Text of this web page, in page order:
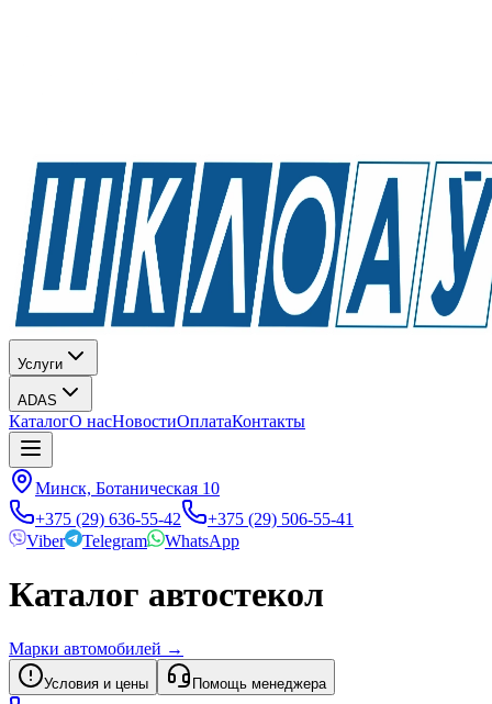
Услуги
ADAS
КаталогО насНовостиОплатаКонтакты
Минск, Ботаническая 10
+375 (29) 636-55-42
+375 (29) 506-55-41
Viber
Telegram WhatsApp
Каталог автостекол
Марки автомобилей →
Условия и цены Помощь менеджера